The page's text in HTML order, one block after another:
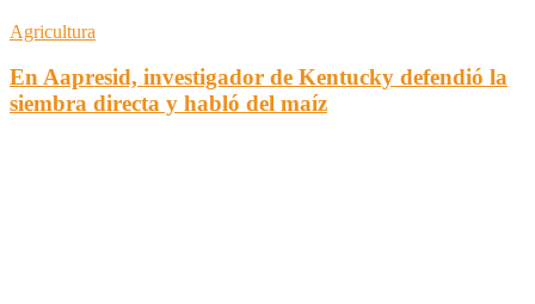
Agricultura
En Aapresid, investigador de Kentucky defendió la
siembra directa y habló del maíz